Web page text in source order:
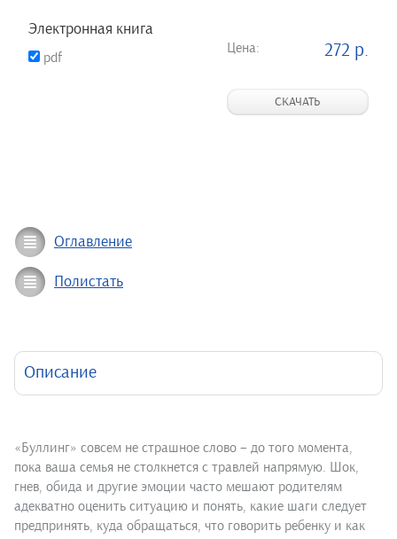
Электронная книга
pdf
Цена: 272 р.
СКАЧАТЬ
Оглавление
Полистать
Описание
«Буллинг» совсем не страшное слово – до того момента,
пока ваша семья не столкнется с травлей напрямую. Шок,
гнев, обида и другие эмоции часто мешают родителям
адекватно оценить ситуацию и понять, какие шаги следует
предпринять, куда обращаться, что говорить ребенку и как